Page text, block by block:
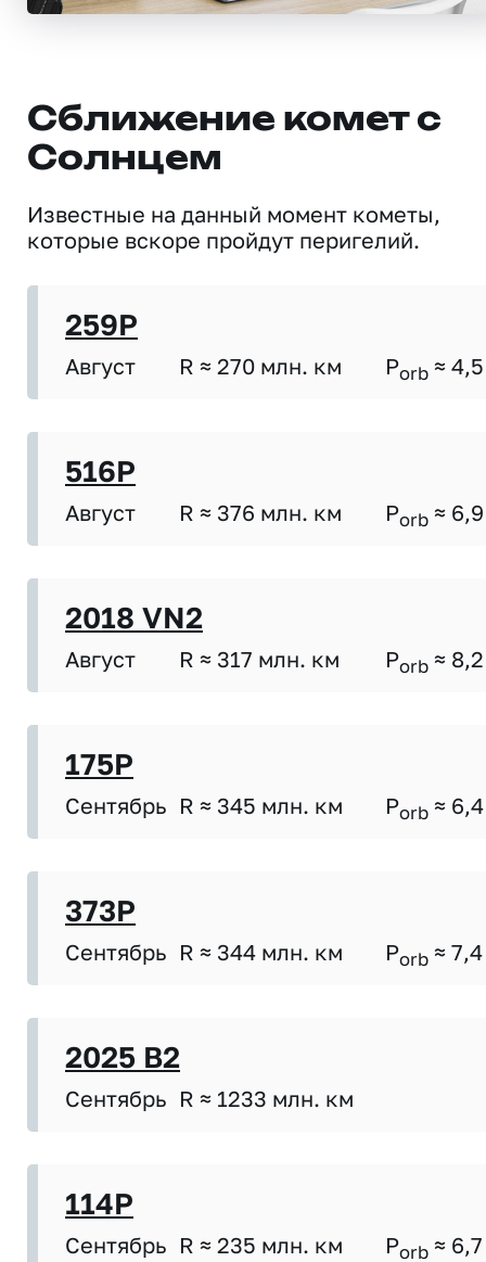
Сближение комет с
Солнцем
Известные на данный момент кометы,
которые вскоре пройдут перигелий.
259P
Август R ≈ 270 млн. км Porb ≈ 4,5
516P
Август R ≈ 376 млн. км Porb ≈ 6,9
2018 VN2
Август R ≈ 317 млн. км Porb ≈ 8,2
175P
Сентябрь R ≈ 345 млн. км Porb ≈ 6,4
373P
Сентябрь R ≈ 344 млн. км Porb ≈ 7,4
2025 B2
Сентябрь R ≈ 1233 млн. км
114P
Сентябрь R ≈ 235 млн. км Porb ≈ 6,7